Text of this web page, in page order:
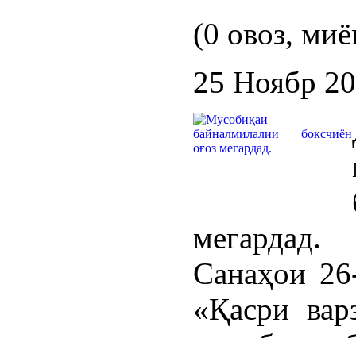
(0 овоз,
25 Ноябр
мегардад.
Санаҳои
«Қасри